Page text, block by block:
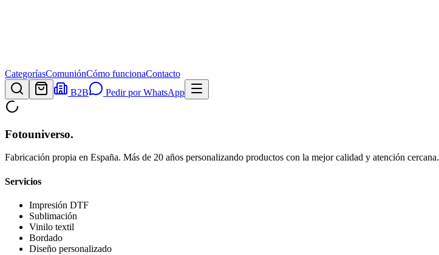
CategoríasComuniónCómo funcionaContacto
B2B
Pedir por WhatsApp
Fotouniverso.
Fabricación propia en España. Más de 20 años personalizando productos con la mejor calidad y atención cercana.
Servicios
Impresión DTF
Sublimación
Vinilo textil
Bordado
Diseño personalizado